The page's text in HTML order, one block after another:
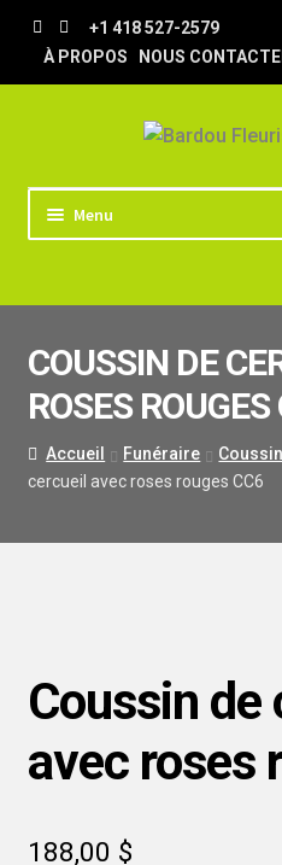
Aller
la
Aller
au
contenu
+1 418 527-2579
À PROPOS
NOUS
Menu
TRUCS & ASTUCES
LIVRAISON
MARIAGE
COUSSIN DE
ROSES ROUGES
Accueil Funéraire
cercueil avec roses rouges CC6
Coussin de
avec roses
188,00 $